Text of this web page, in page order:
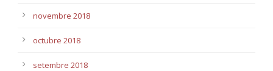
novembre 2018
octubre 2018
setembre 2018